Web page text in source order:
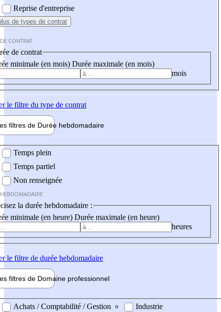
Reprise d'entreprise
de types de contrat
CONTRAT
de contrat
minimale (en mois) Durée maximale (en mois)
mois
le filtre du type de contrat
filtres de Durée hebdomadaire
Temps plein
Temps partiel
Non renseignée
la durée hebdomadaire :
minimale (en heure) Durée maximale (en heure)
heures
le filtre de durée hebdomadaire
filtres de Domaine professionnel
professionel
Achats / Comptabilité / Gestion
Industrie